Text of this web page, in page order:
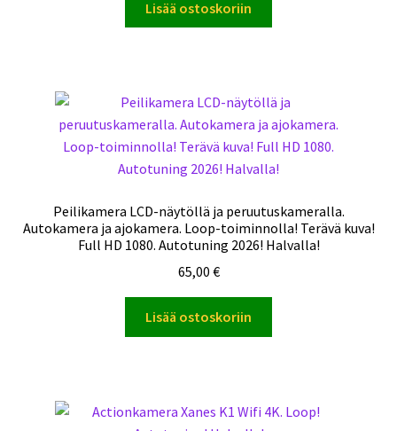
Lisää ostoskoriin
Peilikamera LCD-näytöllä ja peruutuskameralla.
Autokamera ja ajokamera. Loop-toiminnolla! Terävä kuva!
Full HD 1080. Autotuning 2026! Halvalla!
65,00 €
Lisää ostoskoriin